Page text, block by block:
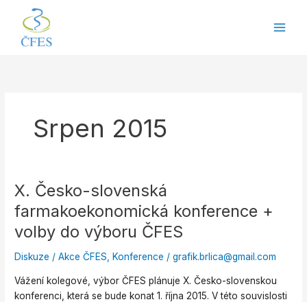
Přeskočit
obsah
Srpen 2015
X. Česko-slovenská
farmakoekonomická konference +
volby do výboru ČFES
Diskuze /Akce ČFES Konference /grafik.brlica@gmail.com
Vážení kolegové, výbor ČFES plánuje X. Česko-slovenskou
konferenci, která se bude konat 1. října 2015. V této souvislosti
X.
Česko-
slovenská
farmakoekonomická
+
volby
do